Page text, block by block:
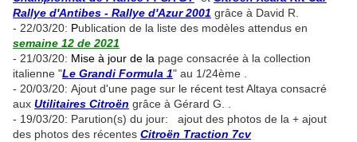
Rallye d'Antibes - Rallye d'Azur 2001 grâce à David R.
- 22/03/20: Publication de la liste des modèles attendus en
semaine 12 de 2021
- 21/03/20: Mise à jour de la page consacrée à la collection
italienne "Le Grandi Formula 1" au 1/24ème .
- 20/03/20: Ajout d'une page sur le récent test Altaya consacré
aux Utilitaires Citroën grâce à Gérard G. .
- 19/03/20: Parution(s) du jour: ajout des photos de la + ajout
des photos des récentes Citroën Traction 7cv